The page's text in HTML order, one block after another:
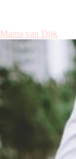
Mama van Dijk